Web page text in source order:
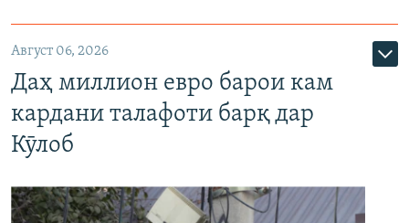
Август 06, 2026
Даҳ миллион евро барои кам
кардани талафоти барқ дар
Кӯлоб